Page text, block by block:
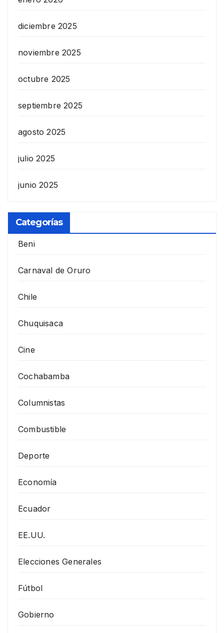
diciembre 2025
noviembre 2025
octubre 2025
septiembre 2025
agosto 2025
julio 2025
junio 2025
Categorías
Beni
Carnaval de Oruro
Chile
Chuquisaca
Cine
Cochabamba
Columnistas
Combustible
Deporte
Economía
Ecuador
EE.UU.
Elecciones Generales
Fútbol
Gobierno